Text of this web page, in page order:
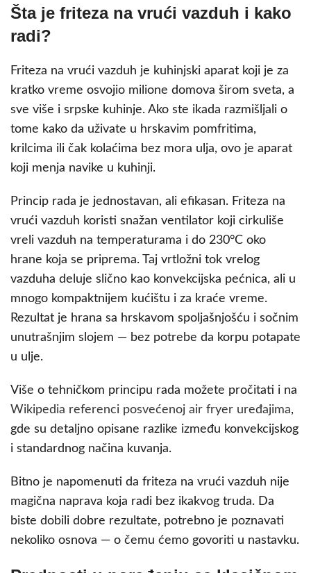
Šta je friteza na vrući vazduh i kako
radi?
Friteza na vrući vazduh je kuhinjski aparat koji je za
kratko vreme osvojio milione domova širom sveta, a
sve više i srpske kuhinje. Ako ste ikada razmišljali o
tome kako da uživate u hrskavim pomfritima,
krilcima ili čak kolaćima bez mora ulja, ovo je aparat
koji menja navike u kuhinji.
Princip rada je jednostavan, ali efikasan. Friteza na
vrući vazduh koristi snažan ventilator koji cirkuliše
vreli vazduh na temperaturama i do 230°C oko
hrane koja se priprema. Taj vrtložni tok vrelog
vazduha deluje slično kao konvekcijska pećnica, ali u
mnogo kompaktnijem kućištu i za kraće vreme.
Rezultat je hrana sa hrskavom spoljašnjošću i sočnim
unutrašnjim slojem — bez potrebe da korpu potapate
u ulje.
Više o tehničkom principu rada možete pročitati i na
Wikipedia referenci posvećenoj air fryer uređajima,
gde su detaljno opisane razlike između konvekcijskog
i standardnog načina kuvanja.
Bitno je napomenuti da friteza na vrući vazduh nije
magična naprava koja radi bez ikakvog truda. Da
biste dobili dobre rezultate, potrebno je poznavati
nekoliko osnova — o čemu ćemo govoriti u nastavku.